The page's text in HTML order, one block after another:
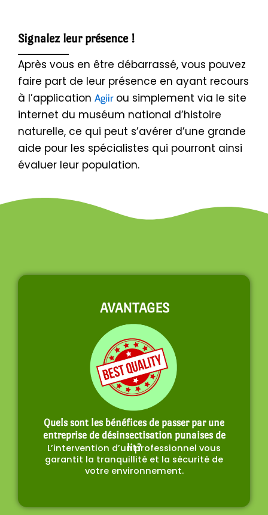
Signalez leur présence !
Après vous en être débarrassé, vous pouvez
faire part de leur présence en ayant recours
à l’application Agiirou simplement via le site
internet du muséum national d’histoire
naturelle, ce qui peut s’avérer d’une grande
aide pour les spécialistes qui pourront ainsi
évaluer leur population.
AVANTAGES
Quels sont les bénéfices de passer par une
entreprise de désinsectisation punaises de
lit?
L’intervention d’un professionnel vous
garantit la tranquillité et la sécurité de
votre environnement.